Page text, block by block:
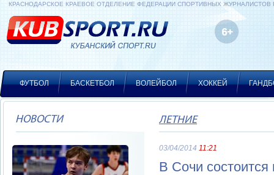
КРАСНОДАРСКОЕ КРАЕВОЕ ОТДЕЛЕНИЕ ФЕДЕРАЦИИ СПОРТИВНЫХ ЖУРНАЛИСТОВ
ФУТБОЛ БАСКЕТБОЛ ВОЛЕЙБОЛ ХОККЕЙ
НОВОСТИ ЛЕТНИЕ
03/04/2014 11:21
В Сочи